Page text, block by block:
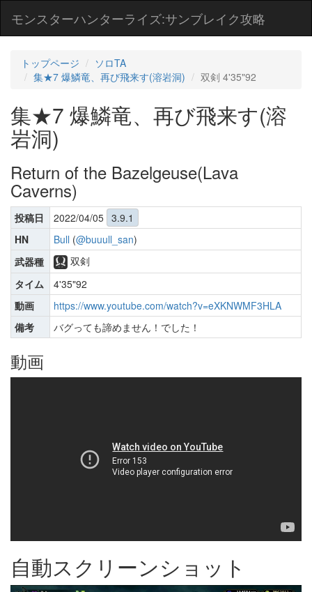
モンスターハンターライズ:サンブレイク攻略
トップページ
ソロTA
集★7 爆鱗竜、再び飛来す(溶岩洞)
双剣 4'35"92
集★7 爆鱗竜、再び飛来す(溶
岩洞)
Return of the Bazelgeuse(Lava
Caverns)
投稿日 2022/04/05 3.9.1
HN
Bull (@buuull_san)
武器種
双剣
タイム
4'35"92
動画
https://www.youtube.com/watch?v=eXKNWMF3HLA
備考
バグっても諦めません！でした！
動画
自動スクリーンショット